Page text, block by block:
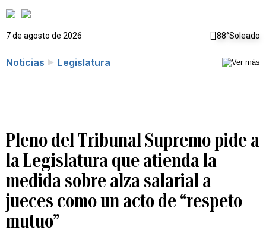
7 de agosto de 2026 88°Soleado
Noticias Legislatura
Pleno del Tribunal Supremo pide a
la Legislatura que atienda la
medida sobre alza salarial a
jueces como un acto de “respeto
mutuo”